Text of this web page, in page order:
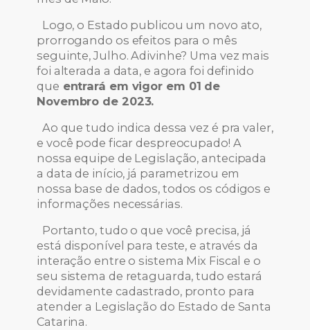
Logo, o Estado publicou um novo ato,
prorrogando os efeitos para o mês
seguinte, Julho. Adivinhe? Uma vez mais
foi alterada a data, e agora foi definido
que entrará em vigor em 01 de
Novembro de 2023.
Ao que tudo indica dessa vez é pra valer,
e você pode ficar despreocupado! A
nossa equipe de Legislação, antecipada
a data de início, já parametrizou em
nossa base de dados, todos os códigos e
informações necessárias.
Portanto, tudo o que você precisa, já
está disponível para teste, e através da
interação entre o sistema Mix Fiscal e o
seu sistema de retaguarda, tudo estará
devidamente cadastrado, pronto para
atender a Legislação do Estado de Santa
Catarina.